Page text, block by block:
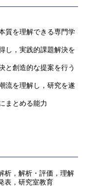
質を理解できる専門学
し，実践的課題解決を
と創造的な提案を行う
流を理解し，研究を遂
まとめる能力
析，解析・評価，理解
表，研究室教育